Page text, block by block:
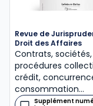
Revue de
Droit des Affaires
Contrats, sociétés,
procédures
crédit,
consommation…
Supplément